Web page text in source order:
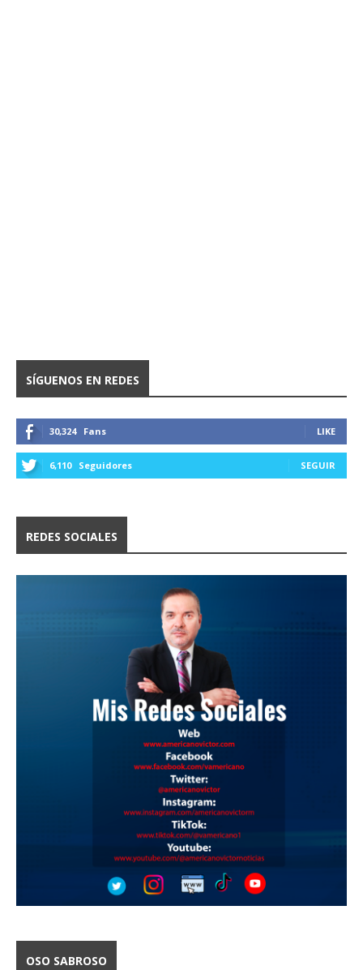
SÍGUENOS EN REDES
30,324 Fans LIKE
6,110 Seguidores SEGUIR
REDES SOCIALES
OSO SABROSO